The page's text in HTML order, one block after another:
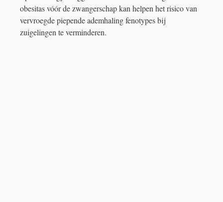
obesitas vóór de zwangerschap kan helpen het risico van
vervroegde piepende ademhaling fenotypes bij
zuigelingen te verminderen.